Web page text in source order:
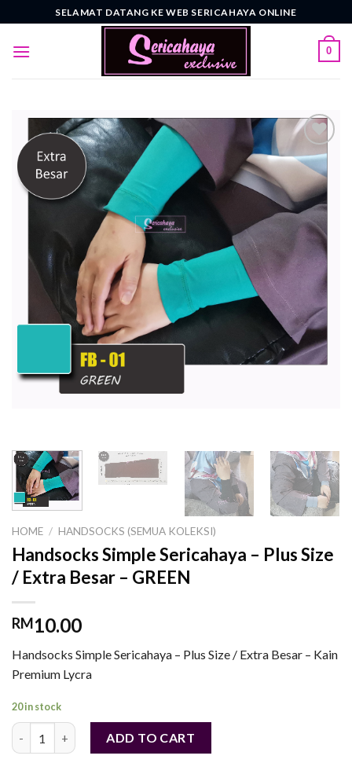
to
content
SELAMAT DATANG KE WEB SERICAHAYA ONLINE
0
Add to
wishlist
HOME / HANDSOCKS (SEMUA KOLEKSI)
Handsocks Simple Sericahaya – Plus Size
/ Extra Besar – GREEN
RM10.00
Handsocks Simple Sericahaya – Plus Size / Extra Besar – Kain
Premium Lycra
20 in stock
Handsocks Simple Sericahaya - Plus Size / Extra Besar - GREEN
ADD TO CART